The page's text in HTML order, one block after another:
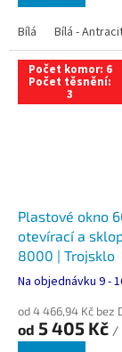
Bílá Bílá -
Počet komor: 6
Počet těsnění:
3
Plastové okno
otevírací a
8000 | Trojsklo
Na objednávku 9 -
od 4 466,94 Kč bez
od 5 405 Kč /